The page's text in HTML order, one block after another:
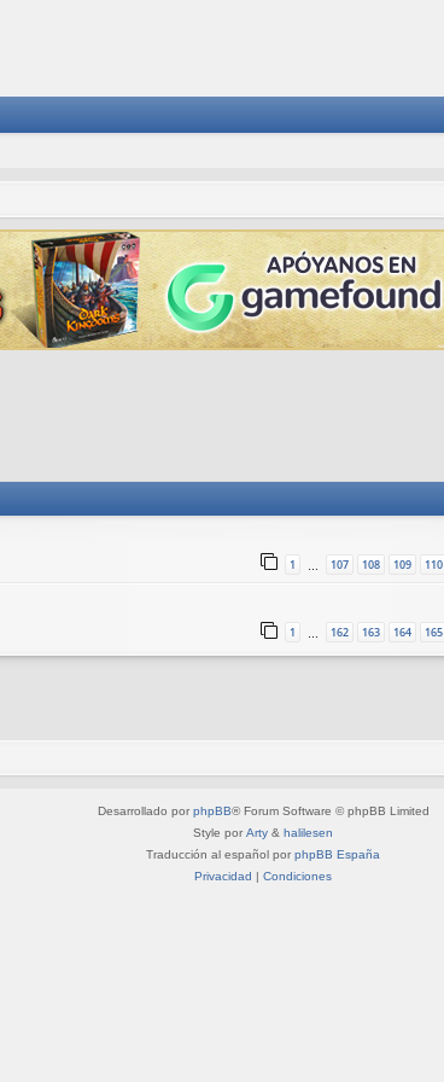
1 107 108 109 110
1 162 163 164 165
Desarrollado por phpBB® Forum Software © phpBB Limited
Style por Arty & halilesen
Traducción al español por phpBB España
Privacidad | Condiciones